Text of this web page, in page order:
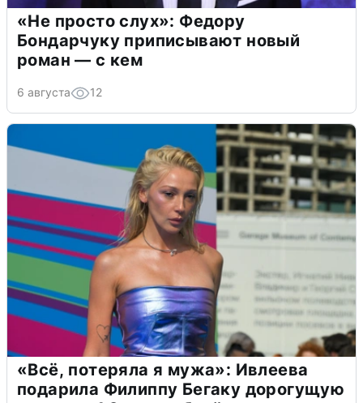
«Не просто слух»: Федору
Бондарчуку приписывают новый
роман — с кем
6 августа 12
«Всё, потеряла я мужа»: Ивлеева
подарила Филиппу Бегаку дорогущую